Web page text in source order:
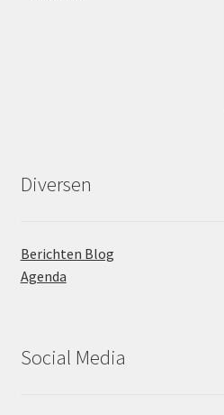
Diversen
Berichten Blog
Agenda
Social Media